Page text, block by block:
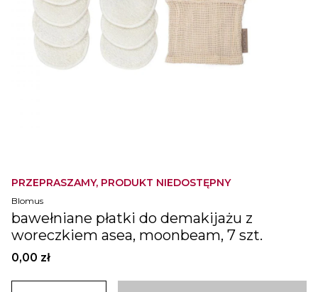
PRZEPRASZAMY, PRODUKT NIEDOSTĘPNY
Blomus
bawełniane płatki do demakijażu z
woreczkiem asea, moonbeam, 7 szt.
0,00 zł